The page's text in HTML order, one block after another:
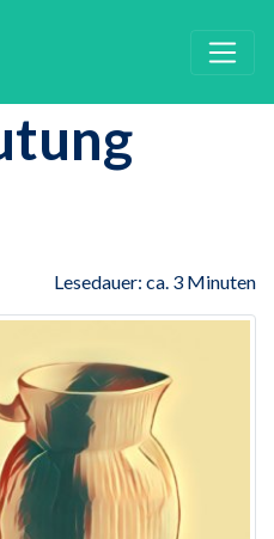
Lesedauer: ca. 3 Minuten